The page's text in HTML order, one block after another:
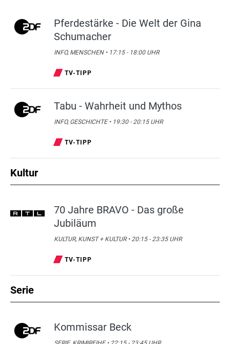
Pferdestärke - Die Welt der Gina
Schumacher
INFO, MENSCHEN • 17:15 - 18:00 UHR
TV-TIPP
Tabu - Wahrheit und Mythos
INFO, GESCHICHTE • 19:30 - 20:15 UHR
TV-TIPP
Kultur
70 Jahre BRAVO - Das große
Jubiläum
KULTUR, KUNST + KULTUR • 20:15 - 23:35 UHR
TV-TIPP
Serie
Kommissar Beck